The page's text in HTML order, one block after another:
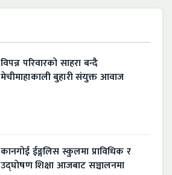
विपन्न परिवारको साहरा बन्दै
मेचीमाहाकाली बुहारी संयुक्त आवाज
कानगोई ईङ्गलिस स्कुलमा प्राविधिक र
उद्घाेषण शिक्षा आजबाट सञ्चालनमा